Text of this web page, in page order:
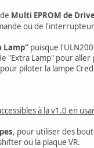
Multi EPROM de
ou de
Lamp" puisque
"Extra Lamp" pour
piloter la lampe
à la v1.0 en
, pour utiliser des
ou la plaque VR.